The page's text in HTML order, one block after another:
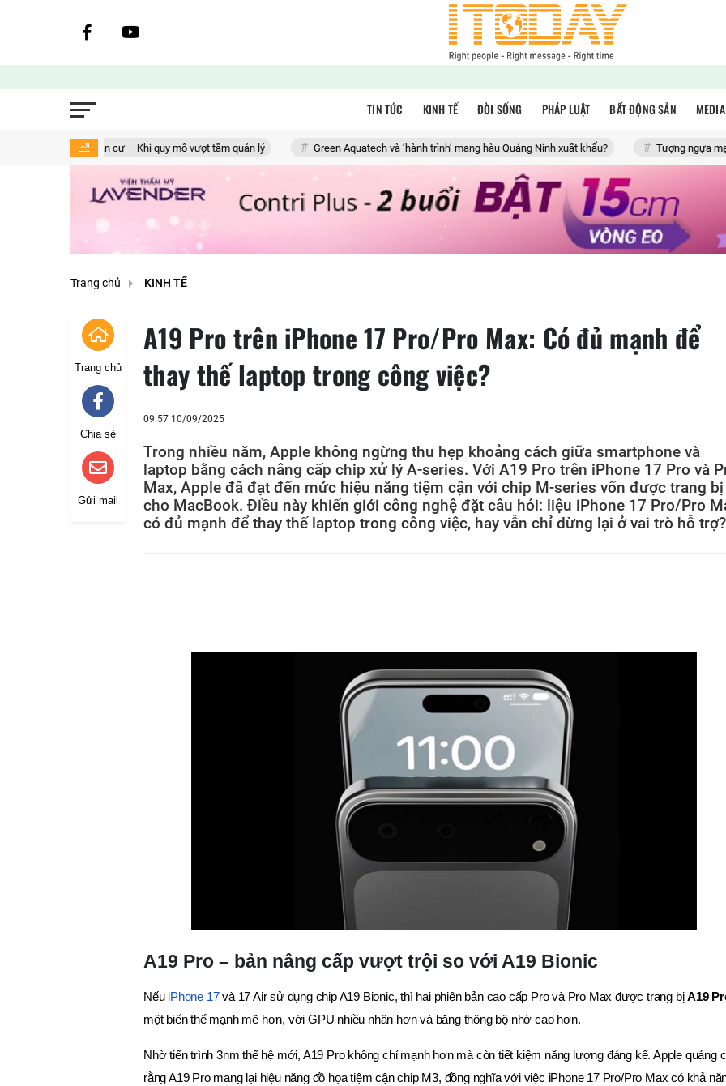
TIN TỨC KINH TẾ ĐỜI SỐNG PHÁP LUẬT BẤT ĐỘNG SẢN MEDIA
khu dân cư – Khi quy mô vượt tầm quản lý Green Aquatech và ‘hành trình’ mang hàu Quảng Ninh xuất khẩu? Tượng ngựa mạ vàng giá
Trang chủ KINH TẾ
Trang chủ
Chia sẻ
Gửi mail
A19 Pro trên iPhone 17 Pro/Pro Max: Có đủ mạnh để
thay thế laptop trong công việc?
09:57 10/09/2025
Trong nhiều năm, Apple không ngừng thu hẹp khoảng cách giữa smartphone và
laptop bằng cách nâng cấp chip xử lý A-series. Với A19 Pro trên iPhone 17 Pro và
Max, Apple đã đạt đến mức hiệu năng tiệm cận với chip M-series vốn được trang bị
cho MacBook. Điều này khiến giới công nghệ đặt câu hỏi: liệu iPhone 17 Pro/Pro
có đủ mạnh để thay thế laptop trong công việc, hay vẫn chỉ dừng lại ở vai trò hỗ trợ?
A19 Pro – bản nâng cấp vượt trội so với A19 Bionic
Nếu iPhone 17và 17 Air sử dụng chip A19 Bionic, thì hai phiên bản cao cấp Pro và Pro Max được trang bịA19
một biến thể mạnh mẽ hơn, với GPU nhiều nhân hơn và băng thông bộ nhớ cao hơn.
Nhờ tiến trình 3nm thế hệ mới, A19 Pro không chỉ mạnh hơn mà còn tiết kiệm năng lượng đáng kể. Apple quảng
rằng A19 Pro mang lại hiệu năng đồ họa tiệm cận chip M3, đồng nghĩa với việc iPhone 17 Pro/Pro Max có khả